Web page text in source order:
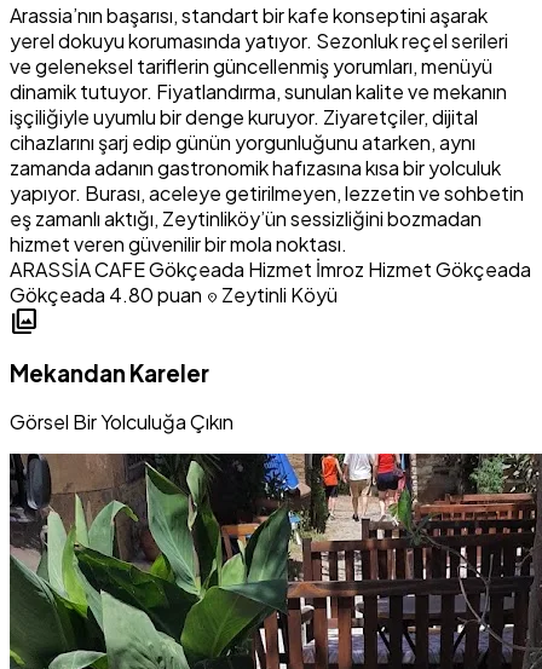
Arassia’nın başarısı, standart bir kafe konseptini aşarak
yerel dokuyu korumasında yatıyor. Sezonluk reçel serileri
ve geleneksel tariflerin güncellenmiş yorumları, menüyü
dinamik tutuyor. Fiyatlandırma, sunulan kalite ve mekanın
işçiliğiyle uyumlu bir denge kuruyor. Ziyaretçiler, dijital
cihazlarını şarj edip günün yorgunluğunu atarken, aynı
zamanda adanın gastronomik hafızasına kısa bir yolculuk
yapıyor. Burası, aceleye getirilmeyen, lezzetin ve sohbetin
eş zamanlı aktığı, Zeytinliköy’ün sessizliğini bozmadan
hizmet veren güvenilir bir mola noktası.
ARASSİA CAFEGökçeada Hizmet İmroz HizmetGökçeada
Gökçeada 4.80 puan location_on Zeytinli Köyü
photo_library
Mekandan Kareler
Görsel Bir Yolculuğa Çıkın